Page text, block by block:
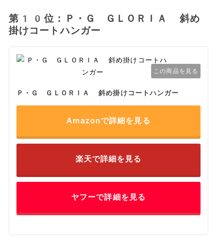
第10位：Ｐ・Ｇ ＧＬＯＲＩＡ 斜め
掛けコートハンガー
この商品を見る
Ｐ・Ｇ ＧＬＯＲＩＡ 斜め掛けコートハンガー
Amazonで詳細を見る
楽天で詳細を見る
ヤフーで詳細を見る